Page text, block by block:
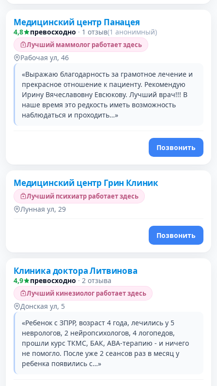
Медицинский центр Панацея
4,8 превосходно · 1 отзыв(1 анонимный)
Лучший маммолог работает здесь
Рабочая ул, 46
«Выражаю благодарность за грамотное лечение и
прекрасное отношение к пациенту. Рекомендую
Ирину Вячеславовну Евсюкову. Лучший врач!!! В
наше время это редкость иметь возможность
наблюдаться и проходить…»
Позвонить
Медицинский центр Грин Клиник
Лучший психиатр работает здесь
Лунная ул, 29
Позвонить
Клиника доктора Литвинова
4,9 превосходно · 2 отзыва
Лучший кинезиолог работает здесь
Донская ул, 5
«Ребенок с ЗПРР, возраст 4 года, лечились у 5
неврологов, 2 нейропсихологов, 4 логопедов,
прошли курс ТКМС, БАК, АВА-терапию - и ничего
не помогло. После уже 2 сеансов раз в месяц у
ребенка появились с…»